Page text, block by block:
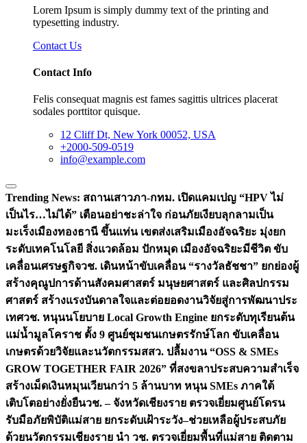
Lorem Ipsum is simply dummy text of the printing and
typesetting industry.
Contact Us
Contact Info
Felis consequat magnis est fames sagittis ultrices placerat
sodales porttitor quisque.
12 Cliff Dt, New York 00052, USA
+2000-509-0519
info@example.com
Trending News: สถานเสาวภา-กทม. เปิดแคมเปญ “HPV ไม่
เป็นไร…ไม่ได้” เตือนอย่าชะล่าใจ ก่อนภัยเงียบลุกลามเป็น
มะเร็งเมืองทองธานี ขึ้นแท่น เขตส่งเสริมเมืองอัจฉริยะ มุ่งยก
ระดับเทคโนโลยี สิ่งแวดล้อม ปักหมุด เมืองอัจฉริยะมีชีวิต ขับ
เคลื่อนเศรษฐกิจวช. เดินหน้าขับเคลื่อน “รางวัลธัชชา” ยกย่องผู้
สร้างคุณูปการด้านสังคมศาสตร์ มนุษยศาสตร์ และศิลปกรรม
ศาสตร์ สร้างแรงบันดาลใจและต่อยอดงานวิจัยสู่การพัฒนาประ
เทศวช. หนุนนโยบาย Local Growth Engine ยกระดับทุเรียนต้น
แม่น้ำมูลโคราช ตั้ง 9 ศูนย์ชุมชนเกษตรรักษ์โลก ขับเคลื่อน
เกษตรด้วยวิจัยและนวัตกรรมสสว. ปลื้มงาน “OSS & SMEs
GROW TOGETHER FAIR 2026” ที่สงขลาประสบความสำเร็จ
สร้างเม็ดเงินหมุนเวียนกว่า 5 ล้านบาท หนุน SMEs ภาคใต้
เติบโตอย่างยั่งยืนวช. – จังหวัดเชียงราย ตรวจเยี่ยมศูนย์โดรน
รับมือภัยพิบัติแม่สาย ยกระดับเฝ้าระวัง–ช่วยเหลือผู้ประสบภัย
ด้วยนวัตกรรมเชียงราย นำ วช. ตรวจเยี่ยมพื้นที่แม่สาย ติดตาม